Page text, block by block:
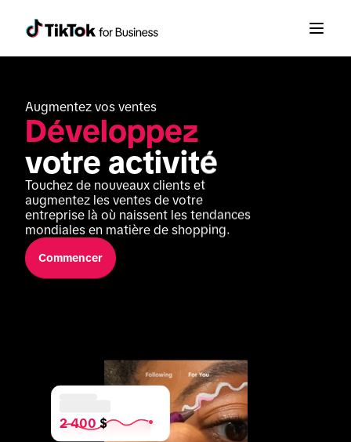
Augmentez vos ventes
Développez
votre activité
Touchez de nouveaux clients et
augmentez les ventes de votre
entreprise là où naissent les tendances
mondiales en matière de shopping.
Commencer
2 400 $